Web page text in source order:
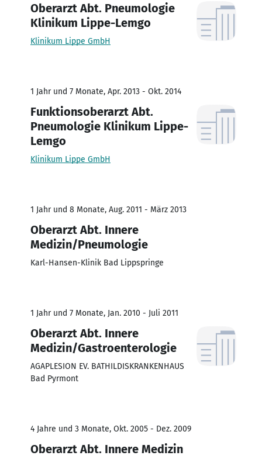
Oberarzt Abt. Pneumologie
Klinikum Lippe-Lemgo
Klinikum Lippe GmbH
1 Jahr und 7 Monate, Apr. 2013 - Okt. 2014
Funktionsoberarzt Abt.
Pneumologie Klinikum Lippe-
Lemgo
Klinikum Lippe GmbH
1 Jahr und 8 Monate, Aug. 2011 - März 2013
Oberarzt Abt. Innere
Medizin/Pneumologie
Karl-Hansen-Klinik Bad Lippspringe
1 Jahr und 7 Monate, Jan. 2010 - Juli 2011
Oberarzt Abt. Innere
Medizin/Gastroenterologie
AGAPLESION EV. BATHILDISKRANKENHAUS
Bad Pyrmont
4 Jahre und 3 Monate, Okt. 2005 - Dez. 2009
Oberarzt Abt. Innere Medizin